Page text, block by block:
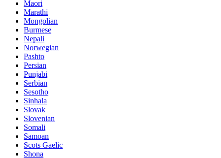
Maori
Marathi
Mongolian
Burmese
Nepali
Norwegian
Pashto
Persian
Punjabi
Serbian
Sesotho
Sinhala
Slovak
Slovenian
Somali
Samoan
Scots Gaelic
Shona